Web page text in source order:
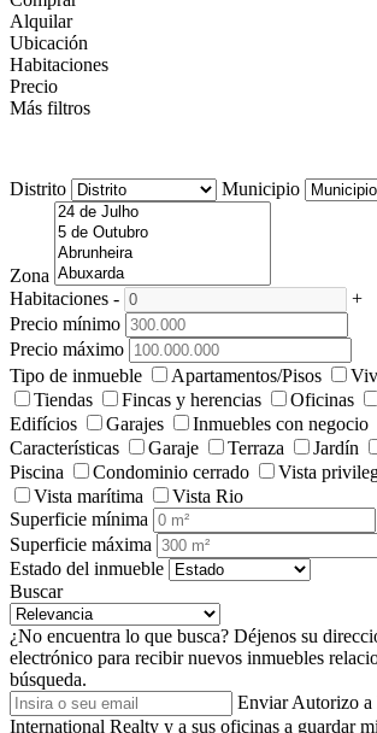
Alquilar
Ubicación
Habitaciones
Precio
Más filtros
Distrito Municipio
Zona
Habitaciones -
+
Precio mínimo
Precio máximo
Tipo de inmueble
Apartamentos/Pisos
Tiendas
Fincas y herencias Oficinas
Edifícios
Garajes Inmuebles con negocio
Características
Garaje Terraza Jardín
Piscina
Condominio cerrado Vista
Vista marítima
Vista Rio
Superficie mínima
Superficie máxima
Estado del inmueble
Buscar
¿No encuentra lo que busca? Déjenos su
electrónico para recibir nuevos inmuebles
búsqueda.
Enviar Autorizo a
International Realty y a sus oficinas a guardar